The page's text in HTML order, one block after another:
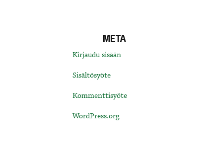
META
Kirjaudu sisään
Sisältösyöte
Kommenttisyöte
WordPress.org